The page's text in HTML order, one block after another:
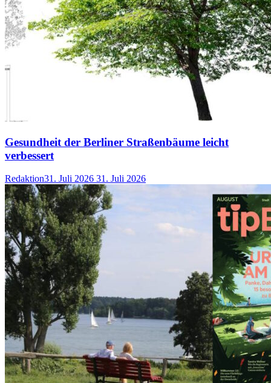
Gesundheit der Berliner Straßenbäume leicht
verbessert
Redaktion31. Juli 2026 31. Juli 2026